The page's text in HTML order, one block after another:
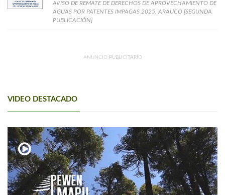
AVISO DE REMATE DE DERECHOS DE APROVECHAMIENTO DE
AGUAS POR PATENTES IMPAGAS 2025, ARAUCO [SEGUNDA
PUBLICACIÓN]
ANUNCIO PUBLICITARIO
VIDEO DESTACADO